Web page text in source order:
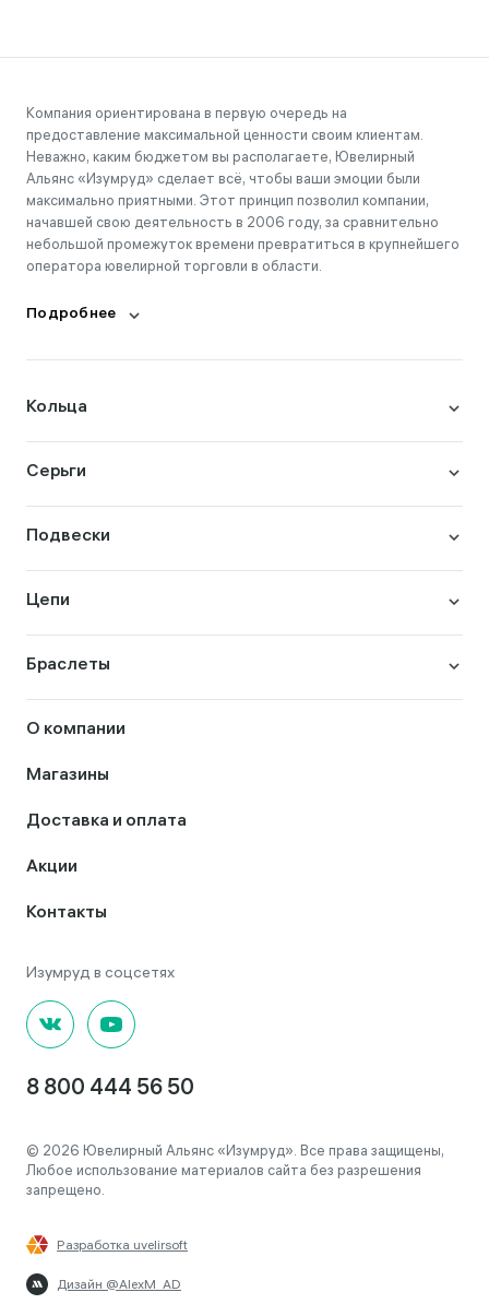
Компания ориентирована в первую очередь на
предоставление максимальной ценности своим клиентам.
Неважно, каким бюджетом вы располагаете, Ювелирный
Альянс «Изумруд» сделает всё, чтобы ваши эмоции были
максимально приятными. Этот принцип позволил компании,
начавшей свою деятельность в 2006 году, за сравнительно
небольшой промежуток времени превратиться в крупнейшего
оператора ювелирной торговли в области.
Подробнее
Кольца
Серьги
Подвески
Цепи
Браслеты
О компании
Магазины
Доставка и оплата
Акции
Контакты
8 800 444 56 50
© 2026 Ювелирный Альянс «Изумруд». Все права защищены,
Любое использование материалов сайта без разрешения
запрещено.
Разработка uvelirsoft
Дизайн @AlexM_AD